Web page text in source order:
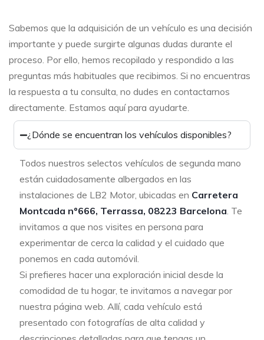
Sabemos que la adquisición de un vehículo es una decisión
importante y puede surgirte algunas dudas durante el
proceso. Por ello, hemos recopilado y respondido a las
preguntas más habituales que recibimos. Si no encuentras
la respuesta a tu consulta, no dudes en contactarnos
directamente. Estamos aquí para ayudarte.
¿Dónde se encuentran los vehículos disponibles?
Todos nuestros selectos vehículos de segunda mano
están cuidadosamente albergados en las
instalaciones de LB2 Motor, ubicadas en Carretera
Montcada nº666, Terrassa, 08223 Barcelona. Te
invitamos a que nos visites en persona para
experimentar de cerca la calidad y el cuidado que
ponemos en cada automóvil.
Si prefieres hacer una exploración inicial desde la
comodidad de tu hogar, te invitamos a navegar por
nuestra página web. Allí, cada vehículo está
presentado con fotografías de alta calidad y